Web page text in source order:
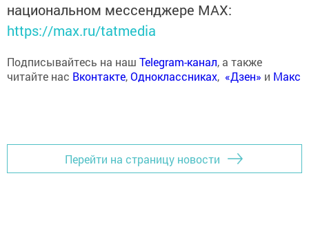
национальном мессенджере MАХ:
https://max.ru/tatmedia
Подписывайтесь на наш Telegram-канал, а также
читайте нас Вконтакте,Одноклассниках, «Дзен» и Макс
Перейти на страницу новости